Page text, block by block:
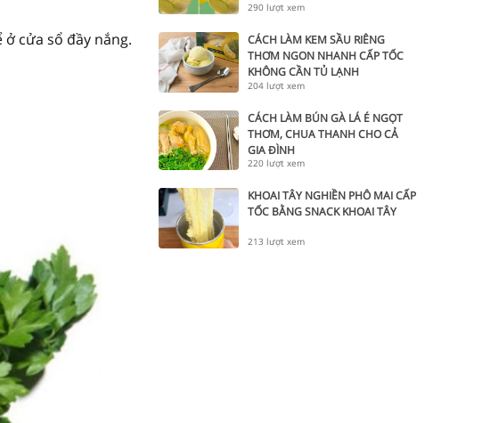
cửa sổ đầy nắng.
290 lượt xem
CÁCH LÀM KEM SẦU RIÊNG
THƠM NGON NHANH CẤP TỐC
KHÔNG CẦN TỦ LẠNH
204 lượt xem
CÁCH LÀM BÚN GÀ LÁ É NGỌT
THƠM, CHUA THANH CHO CẢ
GIA ĐÌNH
220 lượt xem
KHOAI TÂY NGHIỀN PHÔ MAI CẤP
TỐC BẰNG SNACK KHOAI TÂY
213 lượt xem